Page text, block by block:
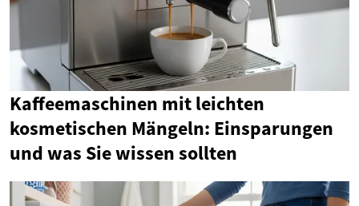
Kaffeemaschinen mit leichten
kosmetischen Mängeln: Einsparungen
und was Sie wissen sollten